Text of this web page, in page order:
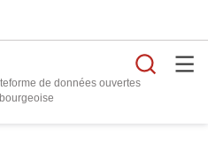
de données ouvertes